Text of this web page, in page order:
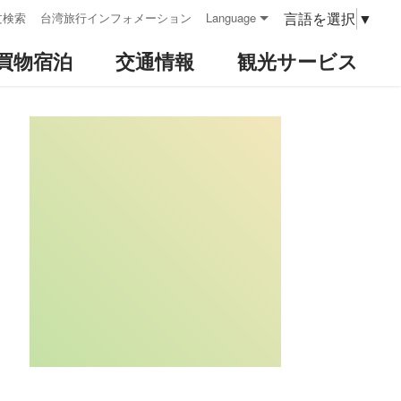
索 台湾旅行インフォメーション Language 言語を選択 ▼
物宿泊 交通情報 観光サービス